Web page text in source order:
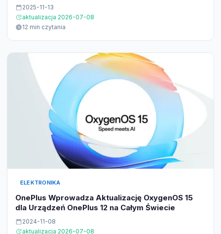
2025-11-13
aktualizacja 2026-07-08
12 min czytania
ELEKTRONIKA
OnePlus Wprowadza Aktualizację OxygenOS 15
dla Urządzeń OnePlus 12 na Całym Świecie
2024-11-08
aktualizacja 2026-07-08